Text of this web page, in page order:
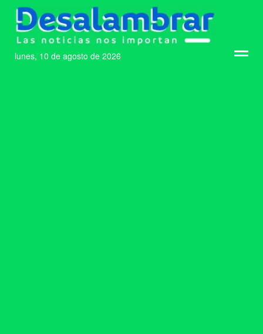
lunes, 10 de agosto de 2026